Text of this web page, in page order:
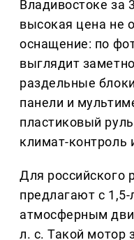
Владивостоке за
высокая цена не
оснащение: по
выглядит
раздельные
панели и
пластиковый
климат-контроль
Для российского
предлагают с
атмосферным
л. с. Такой мотор